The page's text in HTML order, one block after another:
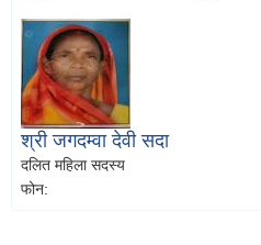
श्री जगदम्वा देवी सदा
दलित महिला सदस्य
फोन: